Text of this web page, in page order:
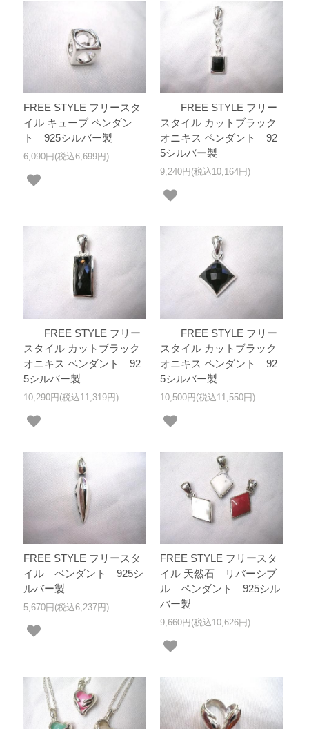
FREE STYLE フリースタ
イル キューブ ペンダン
ト 925シルバー製
6,090円(税込6,699円)
FREE STYLE フリー
スタイル カットブラック
オニキス ペンダント 92
5シルバー製
9,240円(税込10,164円)
FREE STYLE フリー
スタイル カットブラック
オニキス ペンダント 92
5シルバー製
10,290円(税込11,319円)
FREE STYLE フリー
スタイル カットブラック
オニキス ペンダント 92
5シルバー製
10,500円(税込11,550円)
FREE STYLE フリースタ
イル ペンダント 925シ
ルバー製
5,670円(税込6,237円)
FREE STYLE フリースタ
イル 天然石 リバーシブ
ル ペンダント 925シル
バー製
9,660円(税込10,626円)